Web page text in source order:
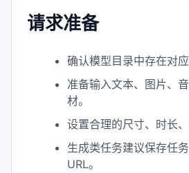
请求准备
确认模型目录中存在对应
准备输入文本、图片、
材。
设置合理的尺寸、时长
生成类任务建议保存任
URL。